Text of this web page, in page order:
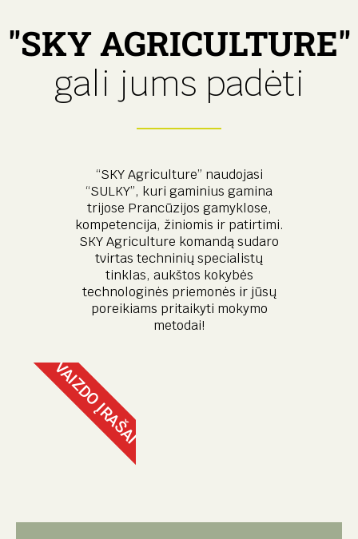
"SKY AGRICULTURE"
gali jums padėti
“SKY Agriculture” naudojasi
“SULKY”, kuri gaminius gamina
trijose Prancūzijos gamyklose,
kompetencija, žiniomis ir patirtimi.
SKY Agriculture komandą sudaro
tvirtas techninių specialistų
tinklas, aukštos kokybės
technologinės priemonės ir jūsų
poreikiams pritaikyti mokymo
metodai!
VAIZDO ĮRAŠAI